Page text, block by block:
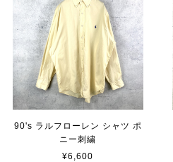
90's ラルフローレン シャツ ポ
ニー刺繍
¥6,600